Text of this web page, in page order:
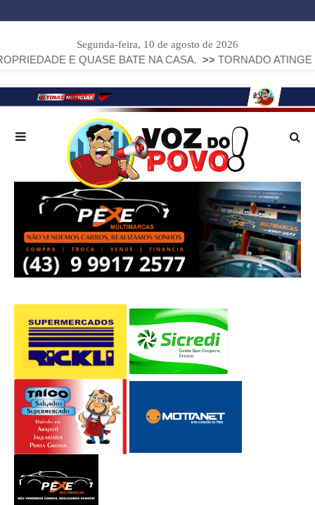
Segunda-feira, 10 de agosto de 2026
E QUASE BATE NA CASA. >> TORNADO ATINGE PIRAÍ